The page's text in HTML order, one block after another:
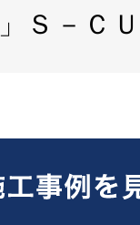
Ｓ－Ｃ